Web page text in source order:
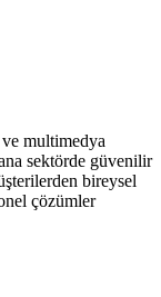
multimedya
sektörde güvenilir
bireysel
çözümler